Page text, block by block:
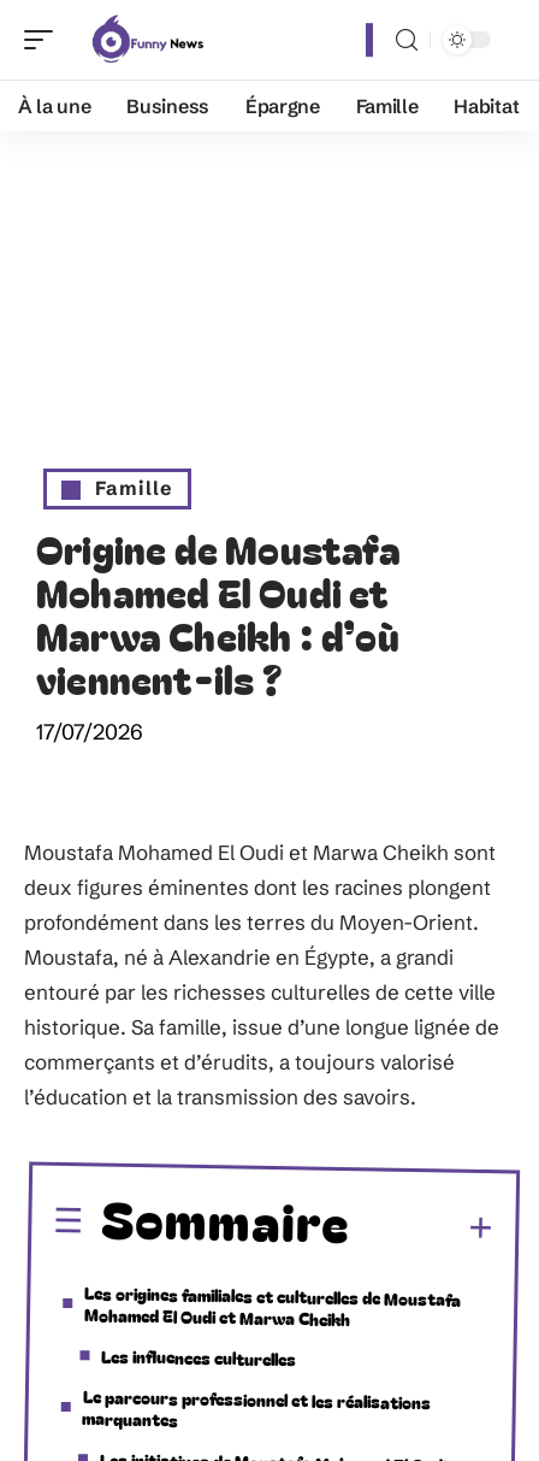
À la une Business Épargne Famille Habitat
Famille
Origine de Moustafa
Mohamed El Oudi et
Marwa Cheikh : d’où
viennent-ils ?
17/07/2026
Moustafa Mohamed El Oudi et Marwa Cheikh sont
deux figures éminentes dont les racines plongent
profondément dans les terres du Moyen-Orient.
Moustafa, né à Alexandrie en Égypte, a grandi
entouré par les richesses culturelles de cette ville
historique. Sa famille, issue d’une longue lignée de
commerçants et d’érudits, a toujours valorisé
l’éducation et la transmission des savoirs.
Sommaire
Les origines familiales et culturelles de Moustafa
Mohamed El Oudi et Marwa Cheikh
Les influences culturelles
Le parcours professionnel et les réalisations
marquantes